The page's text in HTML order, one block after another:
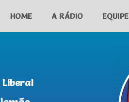
HOME A RÁDIO EQUIPE
Liberal